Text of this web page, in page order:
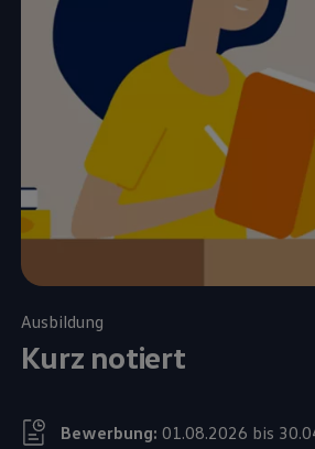
Ausbildung
Kurz notiert
Bewerbung: 01.08.2026 bis